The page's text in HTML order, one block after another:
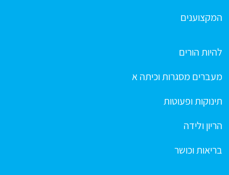
המקצוענים
להיות הורים
מעברים מסגרות וכיתה א
תינוקות ופעוטות
הריון ולידה
בריאות וכושר